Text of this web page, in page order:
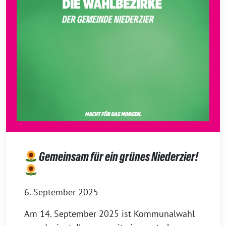
Gemeinsam für ein grünes Niederzier!
6. September 2025
Am 14. September 2025 ist Kommunalwahl